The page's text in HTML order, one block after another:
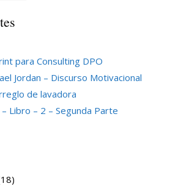
para Consulting DPO
Jordan – Discurso Motivacional
de lavadora
Libro – 2 – Segunda Parte